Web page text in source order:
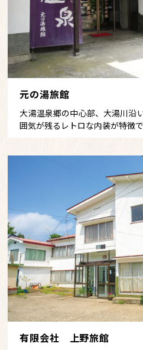
元の湯旅館
大湯温泉郷の中心部、大湯川沿
囲気が残るレトロな内装が特徴
有限会社 上野旅館